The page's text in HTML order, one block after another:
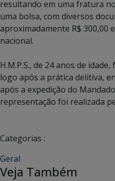
resultando em uma fratura
uma bolsa, com diversos
aproximadamente R$ 300,00
nacional.
H.M.P.S., de 24 anos de
logo após a prática delitiva,
após a expedição do
representação foi realizada
Categorias :
Geral
Veja Também